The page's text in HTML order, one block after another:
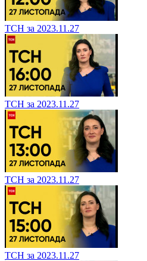
ТСН за 2023.11.27
ТСН за 2023.11.27
ТСН за 2023.11.27
ТСН за 2023.11.27